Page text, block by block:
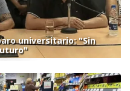
universitario: "Sin